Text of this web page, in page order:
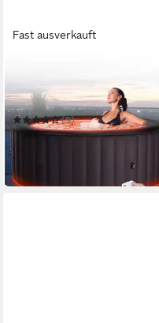
Fast ausverkauft
aufblasbarer Whirlpool
(9)
579,00 € 949,00 €
in 2-3 Werktagen bei dir